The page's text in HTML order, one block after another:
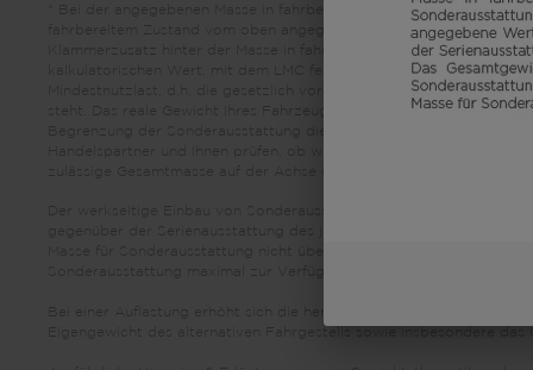
* Bei der angegebenen Masse in fahrbereitem Zustand handelt es
fahrbereitem Zustand vom oben angegebenen Wert abweichen.
Klammerzusatz hinter der Masse in fahrbereitem Zustand
kalkulatorischen Wert, mit dem LMC festlegt, wieviel Gewicht für
Mindestnutzlast, d.h. die gesetzlich vorgeschriebene freie Masse
steht. Das reale Gewicht Ihres Fahrzeugs ab Werk kann erst bei
Bei einer Auflastung erhöht sich die herstellerseitig festgelegte